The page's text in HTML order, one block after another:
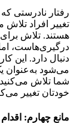
رفتار نادرستی
تغییر افراد
هستند. تلاش برای
درگیری‌هاست، اما
دنبال دارد. این
می‌شود به‌عنوان
شما تلاش می‌کنید
خودتان تغییر
مانع چهارم: